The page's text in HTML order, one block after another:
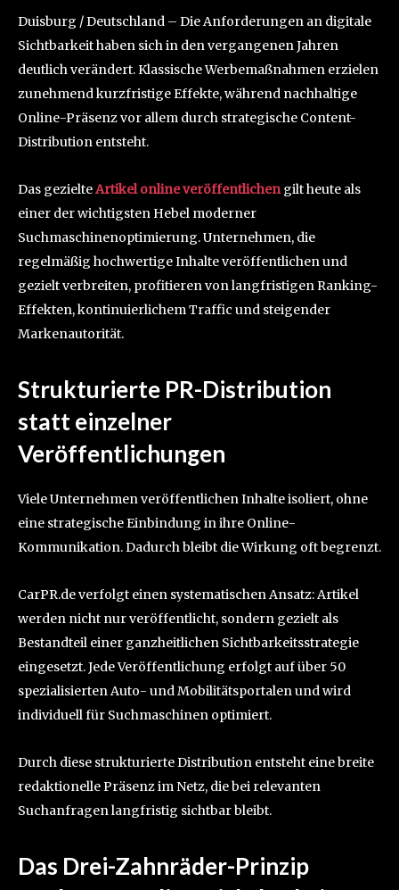
Duisburg / Deutschland – Die Anforderungen an digitale
Sichtbarkeit haben sich in den vergangenen Jahren
deutlich verändert. Klassische Werbemaßnahmen erzielen
zunehmend kurzfristige Effekte, während nachhaltige
Online-Präsenz vor allem durch strategische Content-
Distribution entsteht.
Das gezielteArtikel online veröffentlichengilt heute als
einer der wichtigsten Hebel moderner
Suchmaschinenoptimierung. Unternehmen, die
regelmäßig hochwertige Inhalte veröffentlichen und
gezielt verbreiten, profitieren von langfristigen Ranking-
Effekten, kontinuierlichem Traffic und steigender
Markenautorität.
Strukturierte PR-Distribution
statt einzelner
Veröffentlichungen
Viele Unternehmen veröffentlichen Inhalte isoliert, ohne
eine strategische Einbindung in ihre Online-
Kommunikation. Dadurch bleibt die Wirkung oft begrenzt.
CarPR.de verfolgt einen systematischen Ansatz: Artikel
werden nicht nur veröffentlicht, sondern gezielt als
Bestandteil einer ganzheitlichen Sichtbarkeitsstrategie
eingesetzt. Jede Veröffentlichung erfolgt auf über 50
spezialisierten Auto- und Mobilitätsportalen und wird
individuell für Suchmaschinen optimiert.
Durch diese strukturierte Distribution entsteht eine breite
redaktionelle Präsenz im Netz, die bei relevanten
Suchanfragen langfristig sichtbar bleibt.
Das Drei-Zahnräder-Prinzip